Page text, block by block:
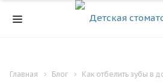
Главная Блог Как отбелить зубы в